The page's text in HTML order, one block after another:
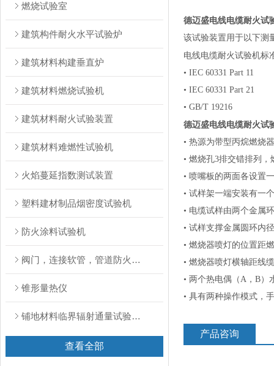
燃烧试验室
建筑构件耐火水平试验炉
建筑材料构建垂直炉
建筑材料燃烧试验机
建筑材料耐火试验装置
建筑材料难燃性试验机
火焰蔓延指数测试装置
塑料建材制品烟密度试验机
防火涂料试验机
阀门，连接软管，管道防火试验装置
锥形量热仪
铺地材料临界辐射通量试验装置
查看全部
德迈盛电线电缆耐火试
该试验装置用于以下测
电线电缆耐火试验机标
• IEC 60331 Part 11
• IEC 60331 Part 21
• GB/T 19216
德迈盛电线电缆耐火试
• 热源为带型丙烷燃烧
• 燃烧孔3排交错排列，
• 喷嘴板的两面各设置
• 试样架一端安装有一
• 电缆试样由两个金属
• 试样支撑金属圆环内
• 燃烧器喷灯的位置距
• 燃烧器喷灯横轴距线
• 两个热电偶（A，B）
• 具有两种操作模式，
产品咨询